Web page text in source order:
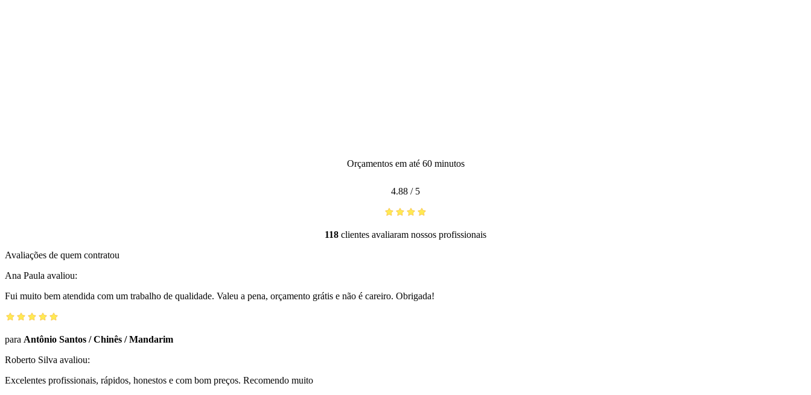
Orçamentos em até 60 minutos
4.88 / 5
118 clientes avaliaram nossos profissionais
Avaliações de quem contratou
Ana Paula avaliou:
Fui muito bem atendida com um trabalho de qualidade. Valeu a pena, orçamento grátis e não é careiro. Obrigada!
para Antônio Santos /Chinês / Mandarim
Roberto Silva avaliou:
Excelentes profissionais, rápidos, honestos e com bom preços. Recomendo muito